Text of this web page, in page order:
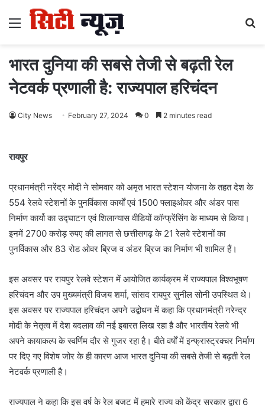
Menu
भारत दुनिया की सबसे तेजी से बढ़ती रेल
नेटवर्क प्रणाली है: राज्यपाल हरिचंदन
City News February 27, 2024 0 2 minutes read
रायपुर
प्रधानमंत्री नरेंद्र मोदी ने सोमवार को अमृत भारत स्टेशन योजना के तहत देश के
554 रेलवे स्टेशनों के पुनर्विकास कार्यों एवं 1500 फ्लाइओवर और अंडर पास
निर्माण कार्यो का उद्घाटन एवं शिलान्यास वीडियों कॉन्फ्रेंसिंग के माध्यम से किया।
इनमें 2700 करोड़ रुपए की लागत से छत्तीसगढ़ के 21 रेलवे स्टेशनों का
पुनर्विकास और 83 रोड ओवर ब्रिज व अंडर ब्रिज का निर्माण भी शामिल हैं।
इस अवसर पर रायपुर रेलवे स्टेशन में आयोजित कार्यक्रम में राज्यपाल विश्वभूषण
हरिचंदन और उप मुख्यमंत्री विजय शर्मा, सांसद रायपुर सुनील सोनी उपस्थित थे।
इस अवसर पर राज्यपाल हरिचंदन अपने उद्बोधन में कहा कि प्रधानमंत्री नरेन्द्र
मोदी के नेतृत्व में देश बदलाव की नई इबारत लिख रहा है और भारतीय रेलवे भी
अपने कायाकल्प के स्वर्णिम दौर से गुजर रहा है। बीते वर्षों में इन्फ्रास्ट्रक्चर निर्माण
पर दिए गए विशेष जोर के ही कारण आज भारत दुनिया की सबसे तेजी से बढ़ती रेल
नेटवर्क प्रणाली है।
राज्यपाल ने कहा कि इस वर्ष के रेल बजट में हमारे राज्य को केंद्र सरकार द्वारा 6